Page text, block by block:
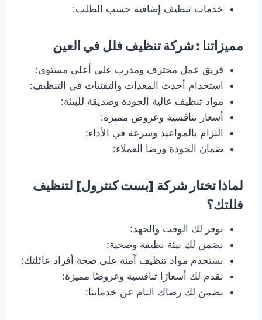
خدمات تنظيف إضافية حسب الطلب:
مميزاتنا : شركة تنظيف فلل في العين
فريق عمل محترف ومدرب على أعلى مستوى:
استخدام أحدث المعدات والتقنيات في التنظيف:
مواد تنظيف عالية الجودة وصديقة للبيئة:
أسعار تنافسية وعروض مميزة:
التزام بالمواعيد وسرعة في الأداء:
ضمان الجودة ورضا العملاء:
لماذا تختار شركة [بست كنترول] لتنظيف
فللتك؟
نوفر لك الوقت والجهد:
نضمن لك بيئة نظيفة وصحية:
نستخدم مواد تنظيف آمنة على صحة أفراد عائلتك:
نقدم لك أسعارًا تنافسية وعروضًا مميزة:
نضمن لك رضاك التام عن خدماتنا: